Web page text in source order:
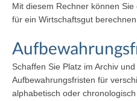
Mit diesem Rechner können
für ein Wirtschaftsgut
Schaffen Sie Platz im Archiv
Aufbewahrungsfristen für
alphabetisch oder